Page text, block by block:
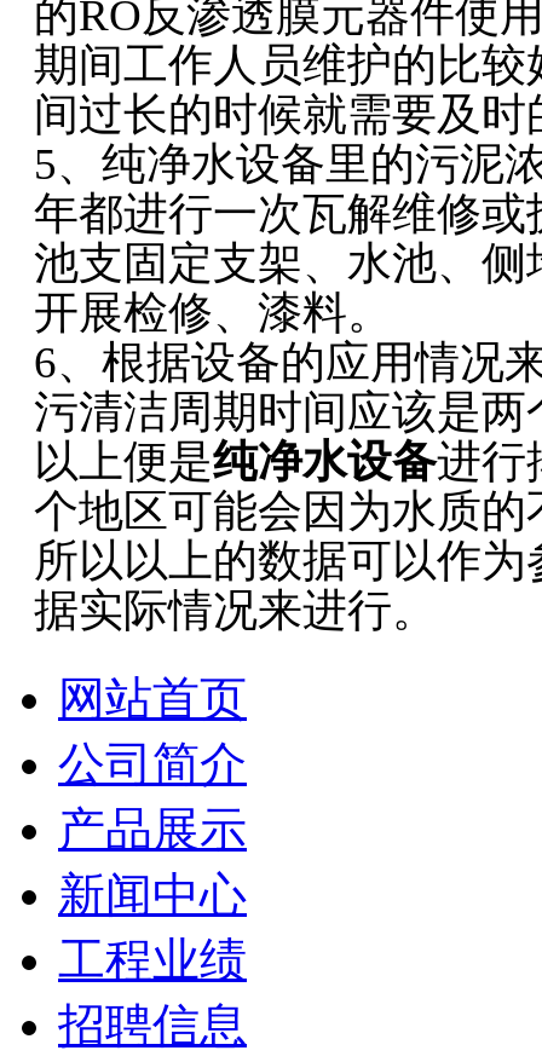
的RO反渗透膜元器件使
期间工作人员维护的比
间过长的时候就需要及
5、纯净水设备里的污泥
年都进行一次瓦解维修
池支固定支架、水池、
开展检修、漆料。
6、根据设备的应用情况
污清洁周期时间应该是两
以上便是纯净水设备进行
个地区可能会因为水质
所以以上的数据可以作
据实际情况来进行。
网站首页
公司简介
产品展示
新闻中心
工程业绩
招聘信息